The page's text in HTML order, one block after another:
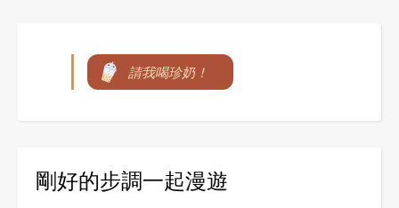
請我喝珍奶！
剛好的步調一起漫遊